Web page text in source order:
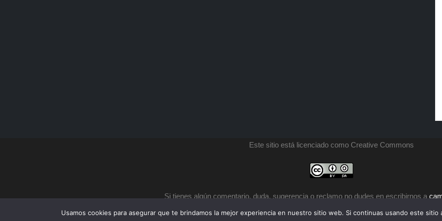
Este sitio está licenciado como Creative Commons
Si tienes algún comentario, duda, sugerencia o reclamo no dudes en escribirnos a
Usamos cookies para asegurar que te brindamos la mejor experiencia en nuestro sitio web. Si continuas usando este